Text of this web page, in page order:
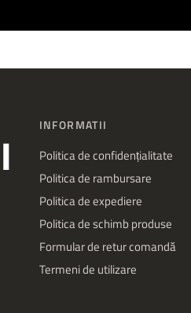
INFORMATII
Politica de confidențialitate
Politica de rambursare
Politica de expediere
Politica de schimb produse
Formular de retur comandă
Termeni de utilizare